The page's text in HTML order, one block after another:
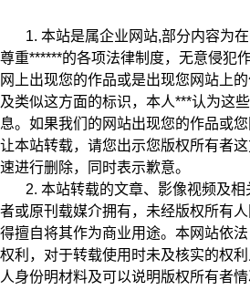
1. 本站是属企业网站,部分内容为在
尊重******的各项法律制度，无意侵犯
网上出现您的作品或是出现您网站上
及类似这方面的标识，本人***认为这
息。如果我们的网站出现您的作品或
让本站转载，请您出示您版权所有者
速进行删除，同时表示歉意。
2. 本站转载的文章、影像视频及相
者或原刊载媒介拥有，未经版权所有
得擅自将其作为商业用途。本网站依
权利，对于转载使用时未及核实的权
人身份明材料及可以说明版权所有者